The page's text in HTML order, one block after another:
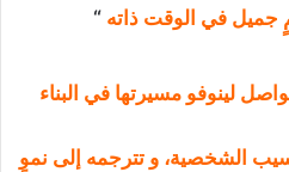
جميل في الوقت ذاته “
لينوفو مسيرتها في البناء
الشخصية، و تترجمه إلى نموٍ